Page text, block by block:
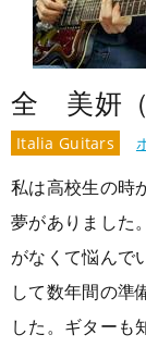
全 美妍（
Italia Guitars
私は高校生の時
夢がありました
がなくて悩んで
して数年間の準
した。ギターも